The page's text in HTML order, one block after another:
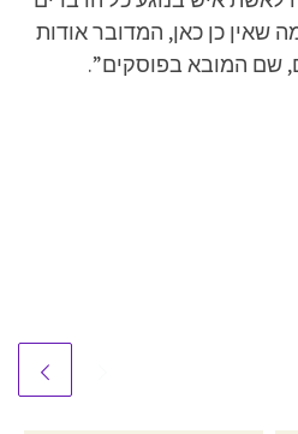
שאין כן כאן, המדובר אודות
שם המובא בפוסקים”.